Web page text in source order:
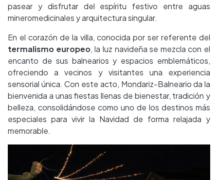
pasear y disfrutar del espíritu festivo entre aguas
mineromedicinales y arquitectura singular.
En el corazón de la villa, conocida por ser referente del
termalismo europeo, la luz navideña se mezcla con el
encanto de sus balnearios y espacios emblemáticos,
ofreciendo a vecinos y visitantes una experiencia
sensorial única. Con este acto, Mondariz-Balneario da la
bienvenida a unas fiestas llenas de bienestar, tradición y
belleza, consolidándose como uno de los destinos más
especiales para vivir la Navidad de forma relajada y
memorable.